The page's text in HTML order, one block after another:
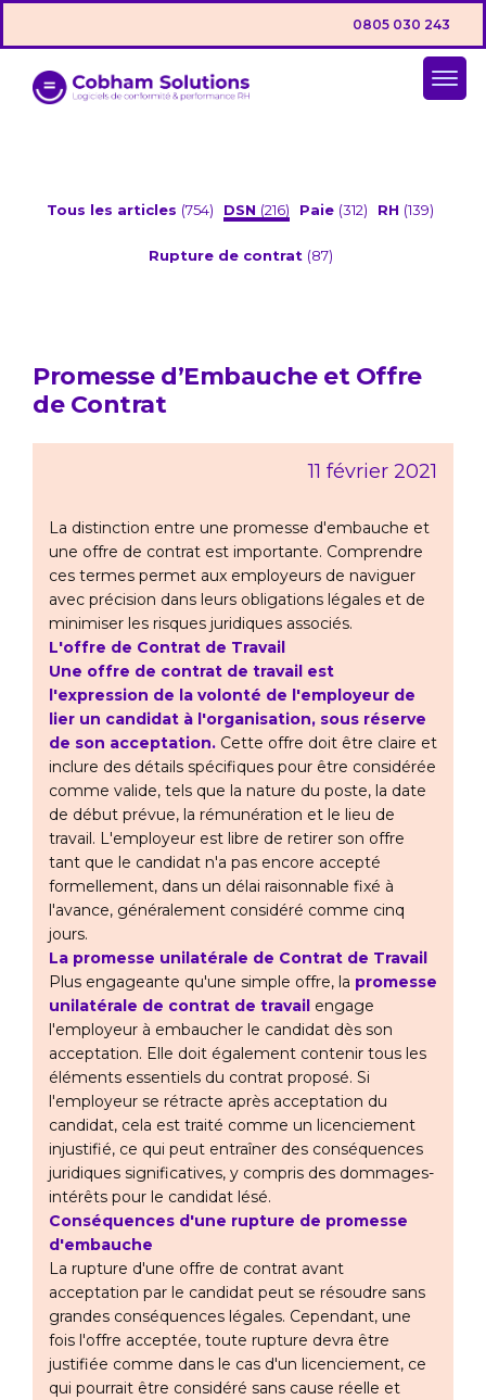
0805 030 243
Tous les articles (754) DSN (216) Paie (312) RH (139)
Rupture de contrat (87)
Promesse d’Embauche et Offre
de Contrat
11 février 2021
La distinction entre une promesse d'embauche et
une offre de contrat est importante. Comprendre
ces termes permet aux employeurs de naviguer
avec précision dans leurs obligations légales et de
minimiser les risques juridiques associés.
L'offre de Contrat de Travail
Une offre de contrat de travail est
l'expression de la volonté de l'employeur de
lier un candidat à l'organisation, sous réserve
de son acceptation. Cette offre doit être claire et
inclure des détails spécifiques pour être considérée
comme valide, tels que la nature du poste, la date
de début prévue, la rémunération et le lieu de
travail. L'employeur est libre de retirer son offre
tant que le candidat n'a pas encore accepté
formellement, dans un délai raisonnable fixé à
l'avance, généralement considéré comme cinq
jours.
La promesse unilatérale de Contrat de Travail
Plus engageante qu'une simple offre, la promesse
unilatérale de contrat de travail engage
l'employeur à embaucher le candidat dès son
acceptation. Elle doit également contenir tous les
éléments essentiels du contrat proposé. Si
l'employeur se rétracte après acceptation du
candidat, cela est traité comme un licenciement
injustifié, ce qui peut entraîner des conséquences
juridiques significatives, y compris des dommages-
intérêts pour le candidat lésé.
Conséquences d'une rupture de promesse
d'embauche
La rupture d'une offre de contrat avant
acceptation par le candidat peut se résoudre sans
grandes conséquences légales. Cependant, une
fois l'offre acceptée, toute rupture devra être
justifiée comme dans le cas d'un licenciement, ce
qui pourrait être considéré sans cause réelle et